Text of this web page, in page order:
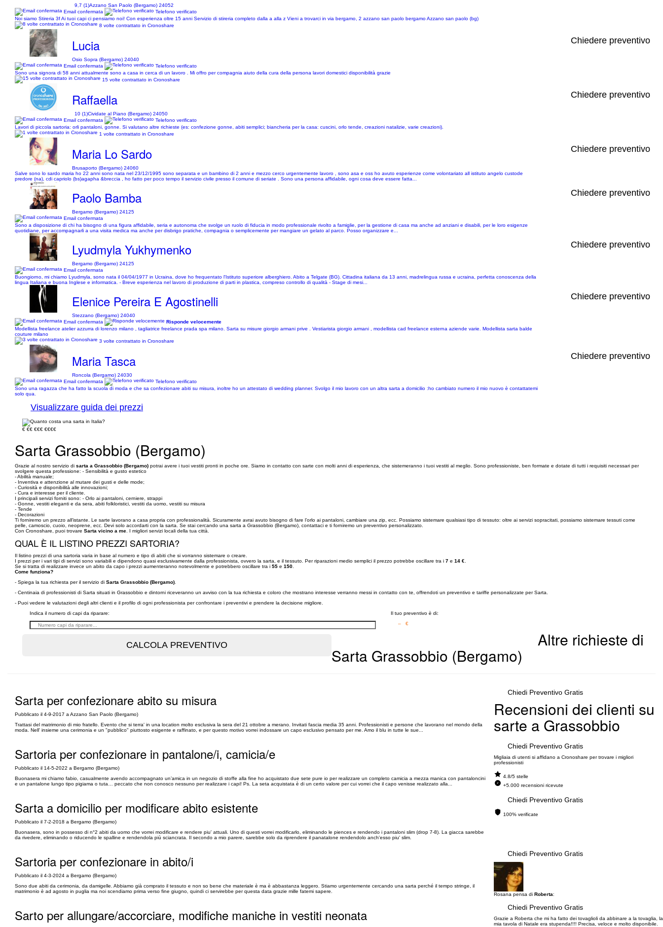
9,7 (1)Azzano San Paolo (Bergamo) 24052
Email confermata
Telefono verificato
Noi siamo Stireria 3f Ai tuoi capi ci pensiamo noi! Con esperienza oltre 15 anni Servizio di stireria completo dalla a alla z Vieni a trovarci in via bergamo, 2 azzano san paolo bergamo Azzano san paolo (bg)
8 volte contrattato in Cronoshare
Lucia
Osio Sopra (Bergamo) 24040
Email confermata
Telefono verificato
Sono una signora di 58 anni attualmente sono a casa in cerca di un lavoro . Mi offro per compagnia aiuto della cura della persona lavori domestici disponibilità grazie
15 volte contrattato in Cronoshare
Chiedere preventivo
Raffaella
10 (1)Cividate al Piano (Bergamo) 24050
Email confermata
Telefono verificato
Lavori di piccola sartoria: orli pantaloni, gonne. Si valutano altre richieste (es: confezione gonne, abiti semplici; biancheria per la casa: cuscini, orlo tende, creazioni natalizie, varie creazioni).
1 volte contrattato in Cronoshare
Chiedere preventivo
Maria Lo Sardo
Brusaporto (Bergamo) 24060
Salve sono lo sardo maria ho 22 anni sono nata nel 23/12/1995 sono separata e un bambino di 2 anni e mezzo cerco urgentemente lavoro , sono asa e oss ho avuto esperienze come volontariato all istituto angelo custode
predore (na), cdi capriolo (bs)agapha &breccia , ho fatto per poco tempo il servizio civile presso il comune di seriate . Sono una persona affidabile, ogni cosa deve essere fatta...
Chiedere preventivo
Paolo Bamba
Bergamo (Bergamo) 24125
Email confermata
Sono a disposizione di chi ha bisogno di una figura affidabile, seria e autonoma che svolge un ruolo di fiducia in modo professionale rivolto a famiglie, per la gestione di casa ma anche ad anziani e disabili, per le loro esigenze
quotidiane, per accompagnarli a una visita medica ma anche per disbrigo pratiche, compagnia o semplicemente per mangiare un gelato al parco. Posso organizzare e...
Chiedere preventivo
Lyudmyla Yukhymenko
Bergamo (Bergamo) 24125
Email confermata
Buongiorno, mi chiamo Lyudmyla, sono nata il 04/04/1977 in Ucraina, dove ho frequentato l'Istituto superiore alberghiero. Abito a Telgate (BG). Cittadina italiana da 13 anni, madrelingua russa e ucraina, perfetta conoscenza della
lingua Italiana e buona Inglese e informatica. - Breve esperienza nel lavoro di produzione di parti in plastica, compreso controllo di qualità - Stage di mesi...
Chiedere preventivo
Elenice Pereira E Agostinelli
Stezzano (Bergamo) 24040
Email confermata
Risponde velocemente
Modellista freelance atelier azzurra di lorenzo milano , tagliatrice freelance prada spa milano. Sarta su misure giorgio armani prive . Vestiarista giorgio armani , modellista cad freelance esterna aziende varie. Modellista sarta balde
couture milano
3 volte contrattato in Cronoshare
Chiedere preventivo
Maria Tasca
Roncola (Bergamo) 24030
Email confermata
Telefono verificato
Sono una ragazza che ha fatto la scuola di moda e che sa confezionare abiti su misura, inoltre ho un attestato di wedding planner. Svolgo il mio lavoro con un altra sarta a domicilio :ho cambiato numero il mio nuovo è contattatemi
solo qua.
Chiedere preventivo
Visualizzare guida dei prezzi
€ €€ €€€ €€€€
Sarta Grassobbio (Bergamo)
Grazie al nostro servizio di sarta a Grassobbio (Bergamo) potrai avere i tuoi vestiti pronti in poche ore. Siamo in contatto con sarte con molti anni di esperienza, che sistemeranno i tuoi vestiti al meglio. Sono professioniste, ben formate e dotate di tutti i requisiti necessari per
svolgere questa professione: - Sensibilità e gusto estetico
- Abilità manuale;
- Inventiva e attenzione al mutare dei gusti e delle mode;
- Curiosità e disponibilità alle innovazioni;
- Cura e interesse per il cliente.
I principali servizi forniti sono: - Orlo ai pantaloni, cerniere, strappi
- Gonne, vestiti eleganti e da sera, abiti folkloristici, vestiti da uomo, vestiti su misura
- Tende
- Decorazioni
Ti forniremo un prezzo all’istante. Le sarte lavorano a casa propria con professionalità. Sicuramente avrai avuto bisogno di fare l’orlo ai pantaloni, cambiare una zip, ecc. Possiamo sistemare qualsiasi tipo di tessuto: oltre ai servizi sopracitati, possiamo sistemare tessuti come
pelle, camoscio, cuoio, neoprene, ecc. Devi solo accordarti con la sarta. Se stai cercando una sarta a Grassobbio (Bergamo), contattaci e ti forniremo un preventivo personalizzato.
Con Cronoshare, puoi trovare Sarta vicino a me . I migliori servizi locali della tua città.
QUAL È IL LISTINO PREZZI SARTORIA?
Il listino prezzi di una sartoria varia in base al numero e tipo di abiti che si vorranno sistemare o creare.
I prezzi per i vari tipi di servizi sono variabili e dipendono quasi esclusivamente dalla professionista, ovvero la sarta, e il tessuto. Per riparazioni medio semplici il prezzo potrebbe oscillare tra i 7 e 14 €
Se si tratta di realizzare invece un abito da capo i prezzi aumenteranno notevolmente e potrebbero oscillare tra i 55 e 150
Come funziona?
- Spiega la tua richiesta per il servizio di Sarta Grassobbio (Bergamo)
- Centinaia di professionisti di Sarta situati in Grassobbio e dintorni riceveranno un avviso con la tua richiesta e coloro che mostrano interesse verranno messi in contatto con te, offrendoti un preventivo e tariffe personalizzate per Sarta.
- Puoi vedere le valutazioni degli altri clienti e il profilo di ogni professionista per confrontare i preventivi e prendere la decisione migliore.
Indica il numero di capi da riparare:
Il tuo preventivo è di:
– €
Altre richieste di
Sarta Grassobbio (Bergamo)
Sarta per confezionare abito su misura
Pubblicato il 4-9-2017 a Azzano San Paolo (Bergamo)
Trattasi del matrimonio di mio fratello. Evento che si terra' in una location molto esclusiva la sera del 21 ottobre a merano. Invitati fascia media 35 anni. Professionisti e persone che lavorano nel mondo della
moda. Nell' insieme una cerimonia e un "pubblico" piuttosto esigente e raffinato, e per questo motivo vorrei indossare un capo esclusivo pensato per me. Amo il blu in tutte le sue...
Chiedi Preventivo Gratis
Sartoria per confezionare in pantalone/i, camicia/e
Pubblicato il 14-5-2022 a Bergamo (Bergamo)
Buonasera mi chiamo fabio, casualmente avendo accompagnato un’amica in un negozio di stoffe alla fine ho acquistato due sete pure io per realizzare un completo camicia a mezza manica con pantaloncini
e un pantalone lungo tipo pigiama o tuta… peccato che non conosco nessuno per realizzare i capi! Ps. La seta acquistata è di un certo valore per cui vorrei che il capo venisse realizzato alla...
Chiedi Preventivo Gratis
Sarta a domicilio per modificare abito esistente
Pubblicato il 7-2-2018 a Bergamo (Bergamo)
Buonasera, sono in possesso di n°2 abiti da uomo che vorrei modificare e rendere piu' attuali. Uno di questi vorrei modificarlo, eliminando le piences e rendendo i pantaloni slim (drop 7-8). La giacca sarebbe
da rivedere, eliminando o riducendo le spalline e rendendola più sciancrata. Il secondo a mio parere, sarebbe solo da riprendere il panatalone rendendolo anch'esso piu' slim.
Chiedi Preventivo Gratis
Sartoria per confezionare in abito/i
Pubblicato il 4-3-2024 a Bergamo (Bergamo)
Sono due abiti da cerimonia, da damigelle. Abbiamo già comprato il tessuto e non so bene che materiale è ma è abbastanza leggero. Stiamo urgentemente cercando una sarta perché il tempo stringe, il
matrimonio è ad agosto in puglia ma noi scendiamo prima verso fine giugno, quindi ci servirebbe per questa data grazie mille fatemi sapere.
Chiedi Preventivo Gratis
Sarto per allungare/accorciare, modifiche maniche in vestiti neonata Chiedi Preventivo Gratis
Recensioni dei clienti su
sarte a Grassobbio
Migliaia di utenti si affidano a Cronoshare per trovare i migliori
professionisti
4.8/5 stelle
+5.000 recensioni ricevute
100% verificate
Rosana pensa di Roberta:
Grazie a Roberta che mi ha fatto dei tovaglioli da abbinare a la tovaglia, la
mia tavola di Natale era stupenda!!!! Precisa, veloce e molto disponibile.